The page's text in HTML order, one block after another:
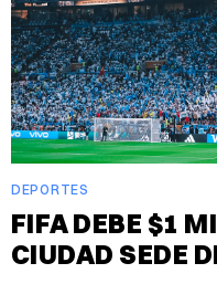
DEPORTES
FIFA DEBE $1
CIUDAD SEDE